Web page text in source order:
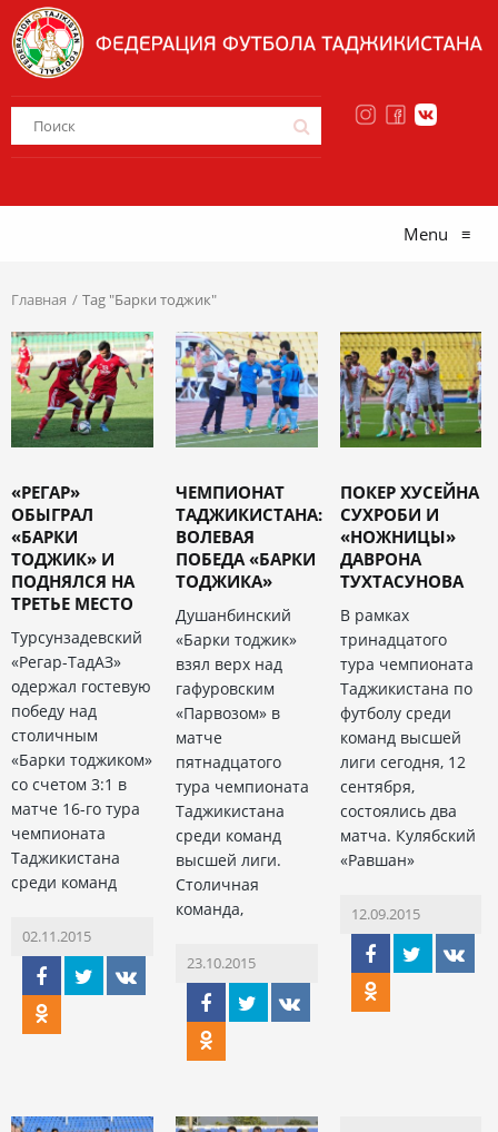
Menu ≡
Главная Tag "Барки тоджик"
«РЕГАР»
ОБЫГРАЛ
«БАРКИ
ТОДЖИК» И
ПОДНЯЛСЯ НА
ТРЕТЬЕ МЕСТО
Турсунзадевский
«Регар-ТадАЗ»
одержал гостевую
победу над
столичным
«Барки тоджиком»
со счетом 3:1 в
матче 16-го тура
чемпионата
Таджикистана
среди команд
02.11.2015
ЧЕМПИОНАТ
ТАДЖИКИСТАНА:
ВОЛЕВАЯ
ПОБЕДА «БАРКИ
ТОДЖИКА»
Душанбинский
«Барки тоджик»
взял верх над
гафуровским
«Парвозом» в
матче
пятнадцатого
тура чемпионата
Таджикистана
среди команд
высшей лиги.
Столичная
команда,
23.10.2015
ПОКЕР ХУСЕЙНА
СУХРОБИ И
«НОЖНИЦЫ»
ДАВРОНА
ТУХТАСУНОВА
В рамках
тринадцатого
тура чемпионата
Таджикистана по
футболу среди
команд высшей
лиги сегодня, 12
сентября,
состоялись два
матча. Кулябский
«Равшан»
12.09.2015